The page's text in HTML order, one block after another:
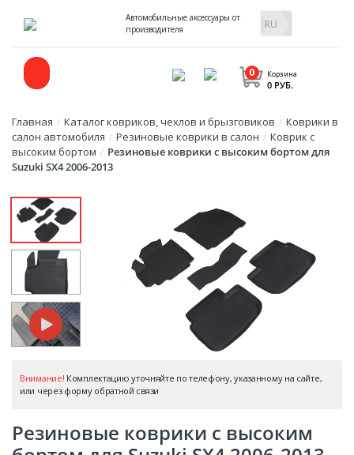
Автомобильные аксессуары от
производителя
Корзина
0
0 РУБ.
Главная / Каталог ковриков, чехлов и брызговиков / Коврики в
салон автомобиля / Резиновые коврики в салон / Коврик с
высоким бортом / Резиновые коврики с высоким бортом для
Suzuki SX4 2006-2013
Внимание! Комплектацию уточняйте по телефону, указанному на сайте,
или через форму обратной связи
Резиновые коврики с высоким